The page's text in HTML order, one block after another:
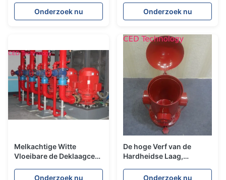
Van kationen genezen
Onderzoek nu
Aluminiumproducten
genezen
Onderzoek nu
Melkachtige Witte
Vloeibare de Deklaagced
Kleurenelektroforese Verf
Onderzoek nu
De hoge Verf van de
Hardheidse Laag,
Deklaag voor de Montage
Onderzoek nu